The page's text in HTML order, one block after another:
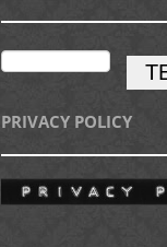
PRIVACY POLICY